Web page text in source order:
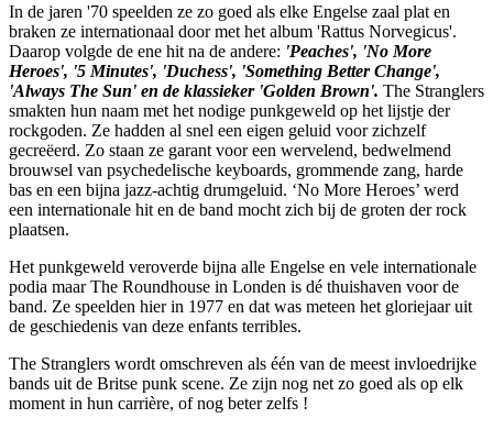
In de jaren '70 speelden ze zo goed als elke Engelse zaal plat en
braken ze internationaal door met het album 'Rattus Norvegicus'.
Daarop volgde de ene hit na de andere: 'Peaches', 'No More
Heroes', '5 Minutes', 'Duchess', 'Something Better Change',
'Always The Sun' en de klassieker 'Golden Brown'. The Stranglers
smakten hun naam met het nodige punkgeweld op het lijstje der
rockgoden. Ze hadden al snel een eigen geluid voor zichzelf
gecreëerd. Zo staan ze garant voor een wervelend, bedwelmend
brouwsel van psychedelische keyboards, grommende zang, harde
bas en een bijna jazz-achtig drumgeluid. ‘No More Heroes’ werd
een internationale hit en de band mocht zich bij de groten der rock
plaatsen.
Het punkgeweld veroverde bijna alle Engelse en vele internationale
podia maar The Roundhouse in Londen is dé thuishaven voor de
band. Ze speelden hier in 1977 en dat was meteen het gloriejaar uit
de geschiedenis van deze enfants terribles.
The Stranglers wordt omschreven als één van de meest invloedrijke
bands uit de Britse punk scene. Ze zijn nog net zo goed als op elk
moment in hun carrière, of nog beter zelfs !